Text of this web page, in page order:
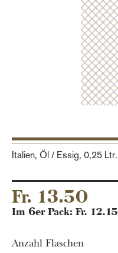
Italien, Öl / Essig, 0,25 Ltr.
Fr. 13.50
Anzahl Flaschen
Im 6er Pack: Fr. 12.15